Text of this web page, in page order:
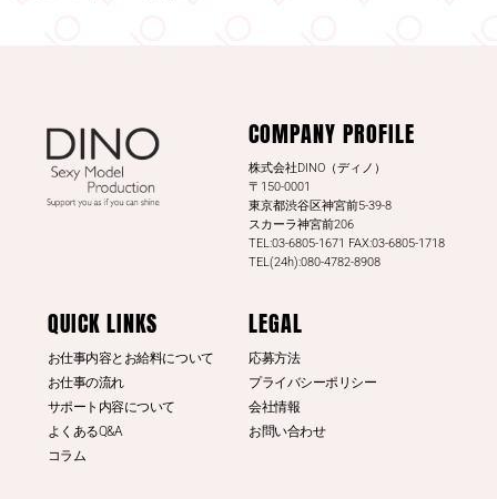
@dinotkyo
#東実果
日刊SPAの取材公開されまし
た。是非読んでみてください。
日刊SPA！
Twitter
もっと見る
COMPANY PROFILE
株式会社DINO（ディノ）
〒150-0001
東京都渋谷区神宮前5-39-8
スカーラ神宮前206
TEL:03-6805-1671 FAX:03-6805-1718
TEL(24h):080-4782-8908
QUICK LINKS
お仕事内容とお給料について
お仕事の流れ
サポート内容について
よくあるQ&A
コラム
LEGAL
応募方法
プライバシーポリシー
会社情報
お問い合わせ